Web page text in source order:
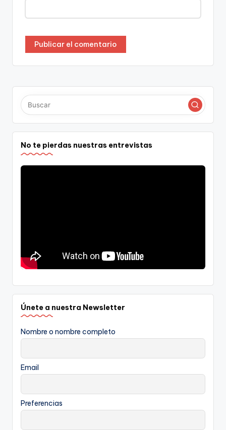
No te pierdas nuestras entrevistas
Únete a nuestra Newsletter
Nombre o nombre completo
Email
Preferencias